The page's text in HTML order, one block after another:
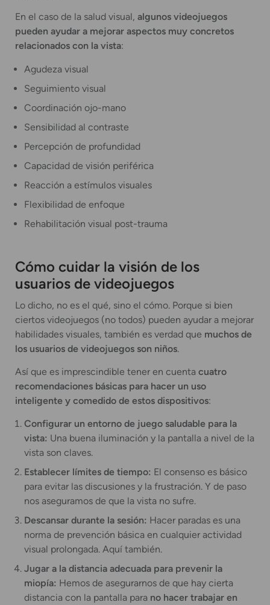
En el caso de la salud visual, algunos videojuegos
pueden ayudar a mejorar aspectos muy concretos
relacionados con la vista:
Agudeza visual
Seguimiento visual
Coordinación ojo-mano
Sensibilidad al contraste
Percepción de profundidad
Capacidad de visión periférica
Reacción a estímulos visuales
Flexibilidad de enfoque
Rehabilitación visual post-trauma
Cómo cuidar la visión de los
usuarios de videojuegos
Lo dicho, no es el qué, sino el cómo. Porque si bien
ciertos videojuegos (no todos) pueden ayudar a mejorar
habilidades visuales, también es verdad que muchos de
los usuarios de videojuegos son niños.
Así que es imprescindible tener en cuenta cuatro
recomendaciones básicas para hacer un uso
inteligente y comedido de estos dispositivos:
Configurar un entorno de juego saludable para la
vista: Una buena iluminación y la pantalla a nivel de la
vista son claves.
Establecer límites de tiempo: El consenso es básico
para evitar las discusiones y la frustración. Y de paso
nos aseguramos de que la vista no sufre.
Descansar durante la sesión: Hacer paradas es una
norma de prevención básica en cualquier actividad
visual prolongada. Aquí también.
Jugar a la distancia adecuada para prevenir la
miopía: Hemos de asegurarnos de que hay cierta
distancia con la pantalla para no hacer trabajar en